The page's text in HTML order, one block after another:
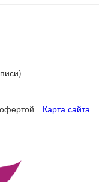
Карта сайта